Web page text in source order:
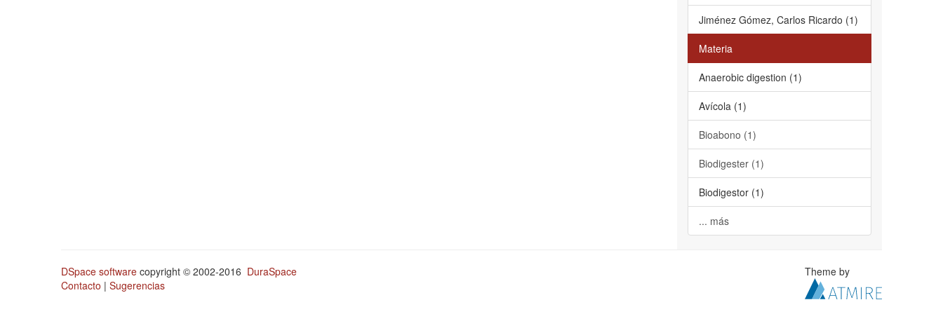
Jiménez Gómez, Carlos Ricardo (1)
Materia
Anaerobic digestion (1)
Avícola (1)
Bioabono (1)
Biodigester (1)
Biodigestor (1)
... más
DSpace software copyright © 2002-2016 DuraSpace
Contacto | Sugerencias
Theme by